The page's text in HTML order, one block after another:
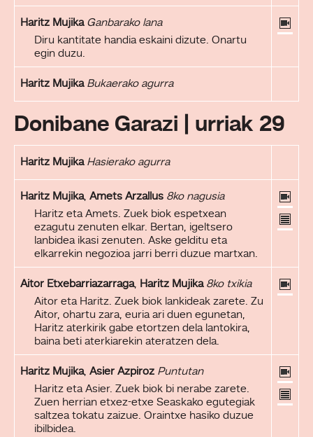
Haritz Mujika Ganbarako lana
Diru kantitate handia eskaini dizute. Onartu
egin duzu.
Haritz Mujika Bukaerako agurra
Donibane Garazi | urriak 29
Haritz Mujika Hasierako agurra
Haritz Mujika, Amets Arzallus 8ko nagusia
Haritz eta Amets. Zuek biok espetxean
ezagutu zenuten elkar. Bertan, igeltsero
lanbidea ikasi zenuten. Aske gelditu eta
elkarrekin negozioa jarri berri duzue martxan.
Aitor Etxebarriazarraga, Haritz Mujika 8ko txikia
Aitor eta Haritz. Zuek biok lankideak zarete. Zu
Aitor, ohartu zara, euria ari duen egunetan,
Haritz aterkirik gabe etortzen dela lantokira,
baina beti aterkiarekin ateratzen dela.
Haritz Mujika, Asier Azpiroz Puntutan
Haritz eta Asier. Zuek biok bi nerabe zarete.
Zuen herrian etxez-etxe Seaskako egutegiak
saltzea tokatu zaizue. Oraintxe hasiko duzue
ibilbidea.